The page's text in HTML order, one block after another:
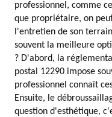
professionnel, comme
que propriétaire, on
l'entretien de son
souvent la meilleure
? D'abord, la
postal 12290 impose
professionnel connaît
Ensuite, le
question d'esthétique,